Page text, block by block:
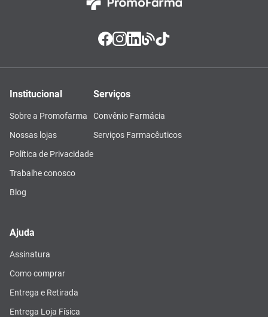
Institucional
Sobre a Promofarma
Nossas lojas
Política de Privacidade
Trabalhe conosco
Blog
Serviços
Convênio Farmácia
Serviços Farmacêuticos
Ajuda
Assinatura
Como comprar
Entrega e Retirada
Entrega Loja Física